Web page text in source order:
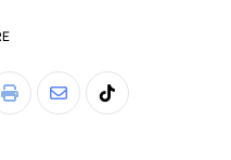
Print
ShareTiktok